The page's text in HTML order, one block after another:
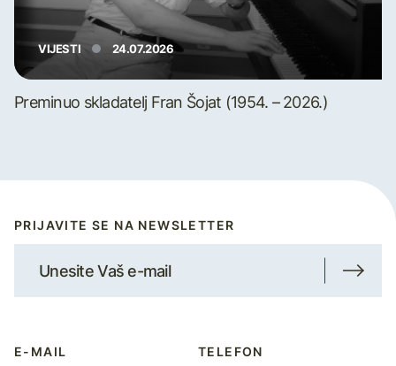
VIJESTI 24.07.2026
Preminuo skladatelj Fran Šojat (1954. – 2026.)
PRIJAVITE SE NA NEWSLETTER
E-MAIL TELEFON